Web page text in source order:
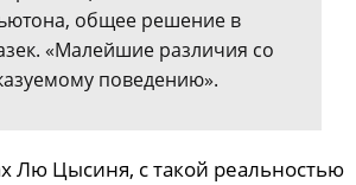
общее решение в
«Малейшие различия со
поведению».
Лю Цысиня, с такой реальностью